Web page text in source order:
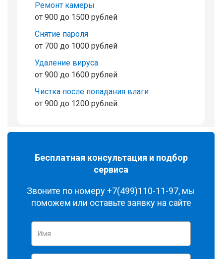
Ремонт камеры
от 900 до 1500 рублей
Снятие пароля
от 700 до 1000 рублей
Удаление вируса
от 900 до 1600 рублей
Чистка после попадания влаги
от 900 до 1200 рублей
Бесплатная консультация и подбор
сервиса
Звоните по номеру+7(499)110-11-97, мы
поможем или оставьте заявку на сайте